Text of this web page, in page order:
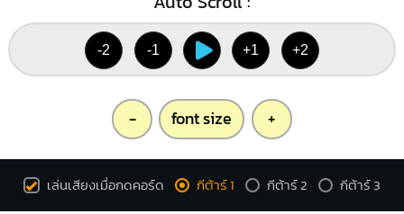
-2 -1 +1 +2
- font size +
เล่นเสียงเมื่อกดคอร์ด กีต้าร์ 1 กีต้าร์ 2 กีต้าร์ 3